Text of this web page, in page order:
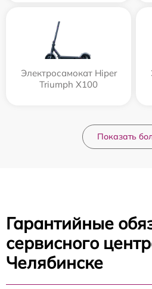
Электросамокат Hiper
Triumph X100
Показать
Гарантийные
сервисного
Челябинске